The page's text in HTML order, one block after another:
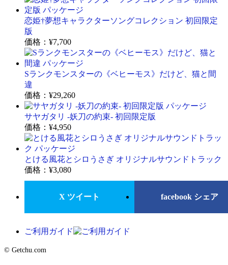
恋姫†夢想キャラクターソングコレクション 初回限定
版
価格： ¥7,700
Sランクモンスターの《ベヒーモス》だけど、猫と間
違
価格： ¥29,260
サヤガタリ -妖刀の約束- 初回限定版
価格： ¥4,950
とける風花とシロうさぎ オリジナルサウンドトラック
価格： ¥3,080
X ツイート facebook シェア
ご利用ガイド
© Getchu.com